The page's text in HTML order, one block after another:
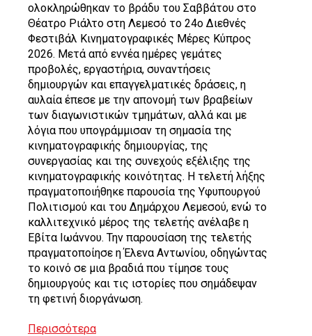
ολοκληρώθηκαν το βράδυ του Σαββάτου στο
Θέατρο Ριάλτο στη Λεμεσό το 24ο Διεθνές
Φεστιβάλ Κινηματογραφικές Μέρες Κύπρος
2026. Μετά από εννέα ημέρες γεμάτες
προβολές, εργαστήρια, συναντήσεις
δημιουργών και επαγγελματικές δράσεις, η
αυλαία έπεσε με την απονομή των βραβείων
των διαγωνιστικών τμημάτων, αλλά και με
λόγια που υπογράμμισαν τη σημασία της
κινηματογραφικής δημιουργίας, της
συνεργασίας και της συνεχούς εξέλιξης της
κινηματογραφικής κοινότητας. Η τελετή λήξης
πραγματοποιήθηκε παρουσία της Υφυπουργού
Πολιτισμού και του Δημάρχου Λεμεσού, ενώ το
καλλιτεχνικό μέρος της τελετής ανέλαβε η
Εβίτα Ιωάννου. Την παρουσίαση της τελετής
πραγματοποίησε η Έλενα Αντωνίου, οδηγώντας
το κοινό σε μια βραδιά που τίμησε τους
δημιουργούς και τις ιστορίες που σημάδεψαν
τη φετινή διοργάνωση.
Περισσότερα